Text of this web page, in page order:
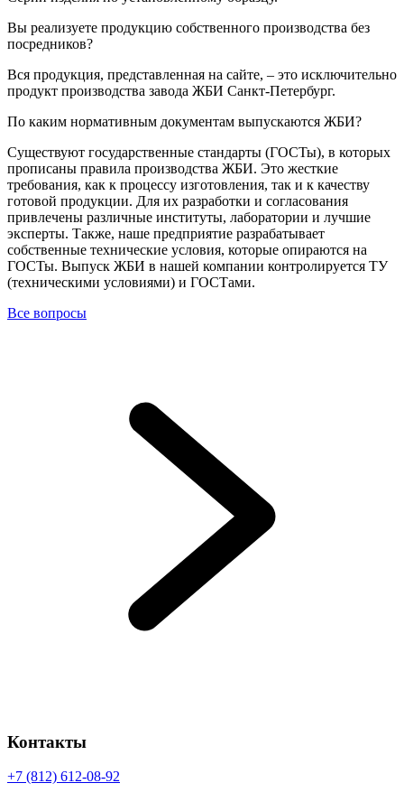
Вы реализуете продукцию собственного производства без
посредников?
Вся продукция, представленная на сайте, – это исключительно
продукт производства завода ЖБИ Санкт-Петербург.
По каким нормативным документам выпускаются ЖБИ?
Существуют государственные стандарты (ГОСТы), в которых
прописаны правила производства ЖБИ. Это жесткие
требования, как к процессу изготовления, так и к качеству
готовой продукции. Для их разработки и согласования
привлечены различные институты, лаборатории и лучшие
эксперты. Также, наше предприятие разрабатывает
собственные технические условия, которые опираются на
ГОСТы. Выпуск ЖБИ в нашей компании контролируется ТУ
(техническими условиями) и ГОСТами.
Все вопросы
Контакты
+7 (812) 612-08-92